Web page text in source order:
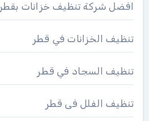
افضل شركة تنظيف خزانات بقطر
تنظيف الخزانات في قطر
تنظيف السجاد في قطر
تنظيف الفلل فى قطر